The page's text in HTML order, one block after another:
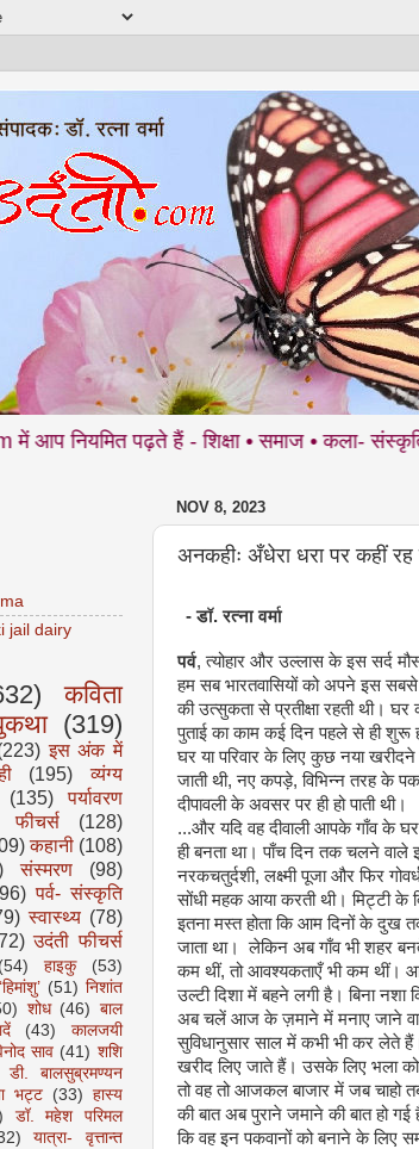
पढ़ते हैं - शिक्षा • समाज • कला- संस्कृति •
NOV 8, 2023
अनकहीः अँधेरा धरा पर कहीं
- डॉ. रत्ना वर्मा
पर्व, त्योहार और उल्लास के इस सर्द
हम सब भारतवासियों को अपने इस सबसे
की उत्सुकता से प्रतीक्षा रहती थी।
पुताई का काम कई दिन पहले से ही शुरू
घर या परिवार के लिए कुछ नया
जाती थी, नए कपड़े, विभिन्न तरह के
दीपावली के अवसर पर ही हो पाती थी।
...और यदि वह दीवाली आपके गाँव के
ही बनता था। पाँच दिन तक चलने वाले
नरकचतुर्दशी, लक्ष्मी पूजा और फिर
सोंधी महक आया करती थी। मिट्टी के
इतना मस्त होता कि आम दिनों के
जाता था। लेकिन अब गाँव भी शहर
कम थीं, तो आवश्यकताएँ भी कम थीं।
उल्टी दिशा में बहने लगी है। बिना नशा
अब चलें आज के ज़माने में मनाए जाने
सुविधानुसार साल में कभी भी कर
खरीद लिए जाते हैं। उसके लिए भला
तो वह तो आजकल बाजार में जब चाहो
की बात अब पुराने जमाने की बात हो
कि वह इन पकवानों को बनाने के लिए
jail dairy
कविता
(319)
इस अंक में
(195)
व्यंग्य
(135)
पर्यावरण
फीचर्स
(128)
कहानी (108)
संस्मरण
(98)
पर्व- संस्कृति
स्वास्थ्य (78)
उदंती फीचर्स
(54) हाइकु
(53)
(51) निशांत
शोध (46) बाल
(43)
कालजयी
साव (41) शशि
डी. बालसुब्रमण्यन
भट्ट (33) हास्य
डॉ. महेश परिमल
यात्रा- वृत्तान्त